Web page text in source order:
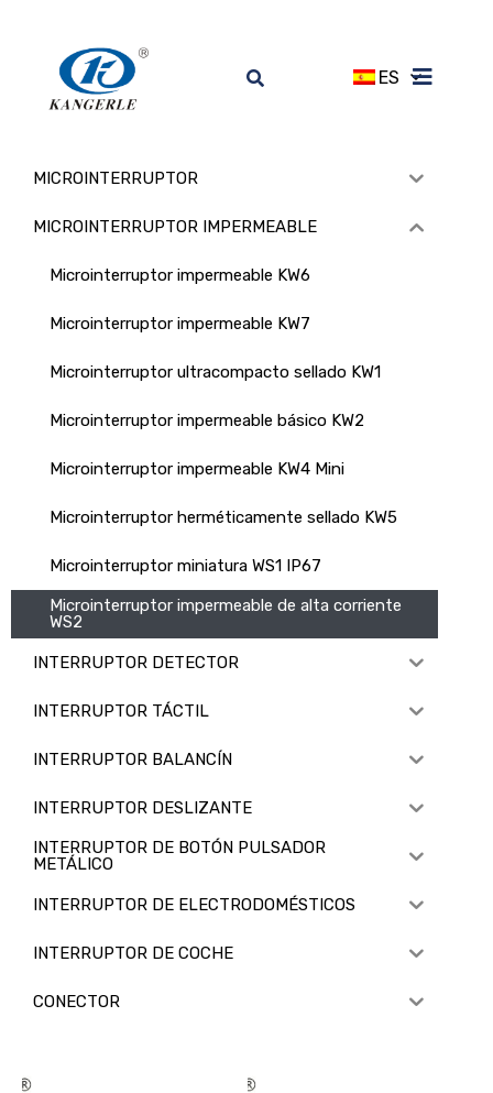
ES
MICROINTERRUPTOR
MICROINTERRUPTOR IMPERMEABLE
Microinterruptor impermeable KW6
Microinterruptor impermeable KW7
Microinterruptor ultracompacto sellado KW1
Microinterruptor impermeable básico KW2
Microinterruptor impermeable KW4 Mini
Microinterruptor herméticamente sellado KW5
Microinterruptor miniatura WS1 IP67
Microinterruptor impermeable de alta corriente
WS2
INTERRUPTOR DETECTOR
INTERRUPTOR TÁCTIL
INTERRUPTOR BALANCÍN
INTERRUPTOR DESLIZANTE
INTERRUPTOR DE BOTÓN PULSADOR
METÁLICO
INTERRUPTOR DE ELECTRODOMÉSTICOS
INTERRUPTOR DE COCHE
CONECTOR